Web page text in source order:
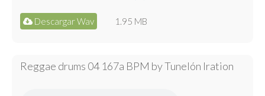
Descargar Wav 1.95 MB
Reggae drums 04 167a BPM by Tunelón Iration